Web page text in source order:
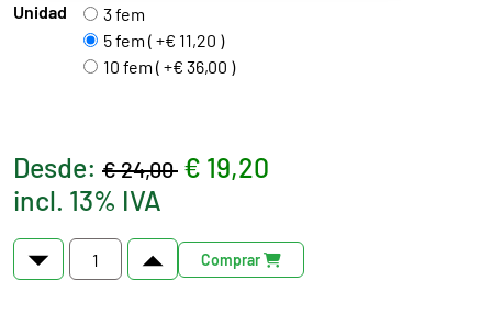
Unidad
3 fem
5 fem ( +€ 11,20 )
10 fem ( +€ 36,00 )
Desde: € 24,00 € 19,20
incl. 13% IVA
Comprar